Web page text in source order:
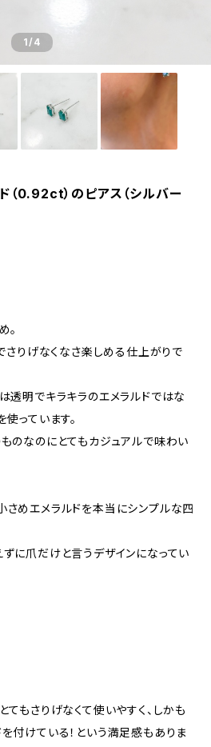
1/4
（0.92ct）のピアス（シルバー
。
さりげなくなさ楽しめる仕上がりで
透明でキラキラのエメラルドではな
っています。
のなのにとてもカジュアルで味わい
めエメラルドを本当にシンプルな四
に爪だけと言うデザインになってい
てもさりげなくて使いやすく、しかも
付けている！という満足感もありま